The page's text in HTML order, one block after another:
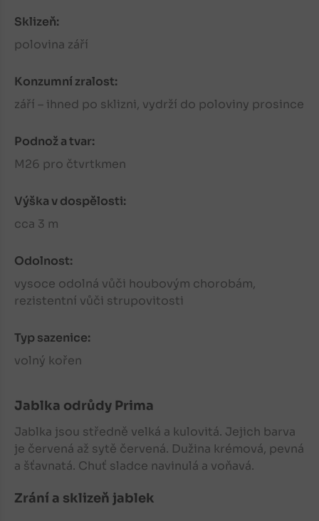
Sklizeň:
polovina září
Konzumní zralost:
září – ihned po sklizni, vydrží do poloviny prosince
Podnož a tvar:
M26 pro čtvrtkmen
Výška v dospělosti:
cca 3 m
Odolnost:
vysoce odolná vůči houbovým chorobám,
rezistentní vůči strupovitosti
Typ sazenice:
volný kořen
Jablka odrůdy Prima
Jablka jsou středně velká a kulovitá. Jejich barva
je červená až sytě červená. Dužina krémová, pevná
a šťavnatá. Chuť sladce navinulá a voňavá.
Zrání a sklizeň jablek